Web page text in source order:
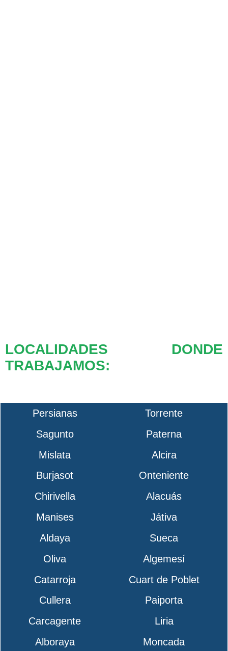
LOCALIDADES DONDE
TRABAJAMOS:
Persianas
Torrente
Sagunto
Paterna
Mislata
Alcira
Burjasot
Onteniente
Chirivella
Alacuás
Manises
Játiva
Aldaya
Sueca
Oliva
Algemesí
Catarroja
Cuart de Poblet
Cullera
Paiporta
Carcagente
Liria
Alboraya
Moncada